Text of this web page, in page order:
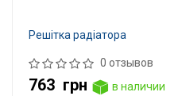
Решітка радіатора
0 отзывов
763 грн
в наличии